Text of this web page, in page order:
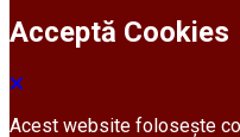
Acceptă Cookies
Acest website folosește